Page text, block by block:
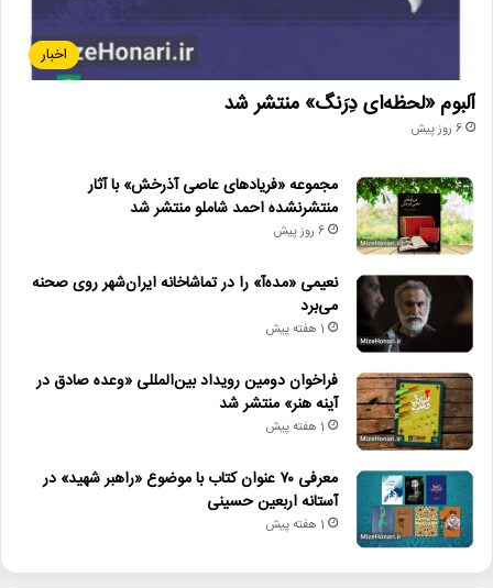
اخبار
آلبوم «لحظه‌ای دِرَنگ» منتشر شد
6 روز پیش
مجموعه «فریادهای عاصی آذرخش» با آثار
منتشرنشده احمد شاملو منتشر شد
6 روز پیش
نعیمی «مده‌آ» را در تماشاخانه ایران‌شهر روی صحنه
می‌برد
1 هفته پیش
فراخوان دومین رویداد بین‌المللی «وعده صادق در
آینه هنر» منتشر شد
1 هفته پیش
معرفی ۷۰ عنوان کتاب با موضوع «راهبر شهید» در
آستانه اربعین حسینی
1 هفته پیش